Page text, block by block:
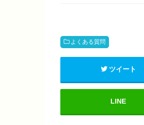
よくある質問
ツイート
LINE